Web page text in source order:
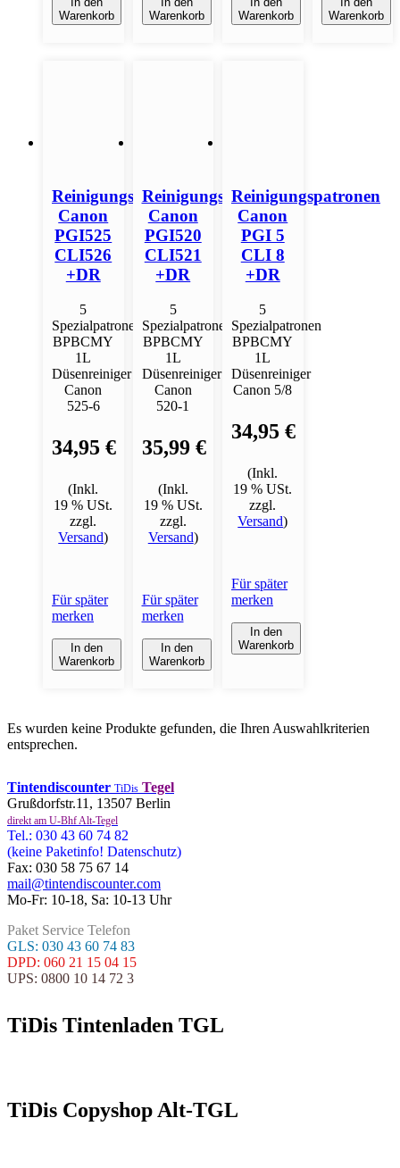
Warenkorb
Warenkorb
Warenkorb
Warenkorb
Reinigungspatronen
Canon
PGI525
CLI526
+DR
5
Spezialpatronen
BPBCMY
1L
Düsenreiniger
Canon
525-6
34,95 €
(Inkl.
19 % USt.
zzgl.
Versand)
Für später
merken
In den
Warenkorb
Reinigungspatronen
Canon
PGI520
CLI521
+DR
5
Spezialpatronen
BPBCMY
1L
Düsenreiniger
Canon
520-1
35,99 €
(Inkl.
19 % USt.
zzgl.
Versand)
Für später
merken
In den
Warenkorb
Reinigungspatronen
Canon
PGI 5
CLI 8
+DR
5
Spezialpatronen
BPBCMY
1L
Düsenreiniger
Canon 5/8
34,95 €
(Inkl.
19 % USt.
zzgl.
Versand)
Für später
merken
In den
Warenkorb
Es wurden keine Produkte gefunden, die Ihren Auswahlkriterien
entsprechen.
Tintendiscounter TiDis Tegel
Grußdorfstr.11, 13507 Berlin
direkt am U-Bhf Alt-Tegel
Tel.: 030 43 60 74 82
(keine Paketinfo! Datenschutz)
Fax: 030 58 75 67 14
mail@tintendiscounter.com
Mo-Fr: 10-18, Sa: 10-13 Uhr
Paket Service Telefon
GLS: 030 43 60 74 83
DPD: 060 21 15 04 15
UPS: 0800 10 14 72 3
TiDis Tintenladen TGL
TiDis Copyshop Alt-TGL